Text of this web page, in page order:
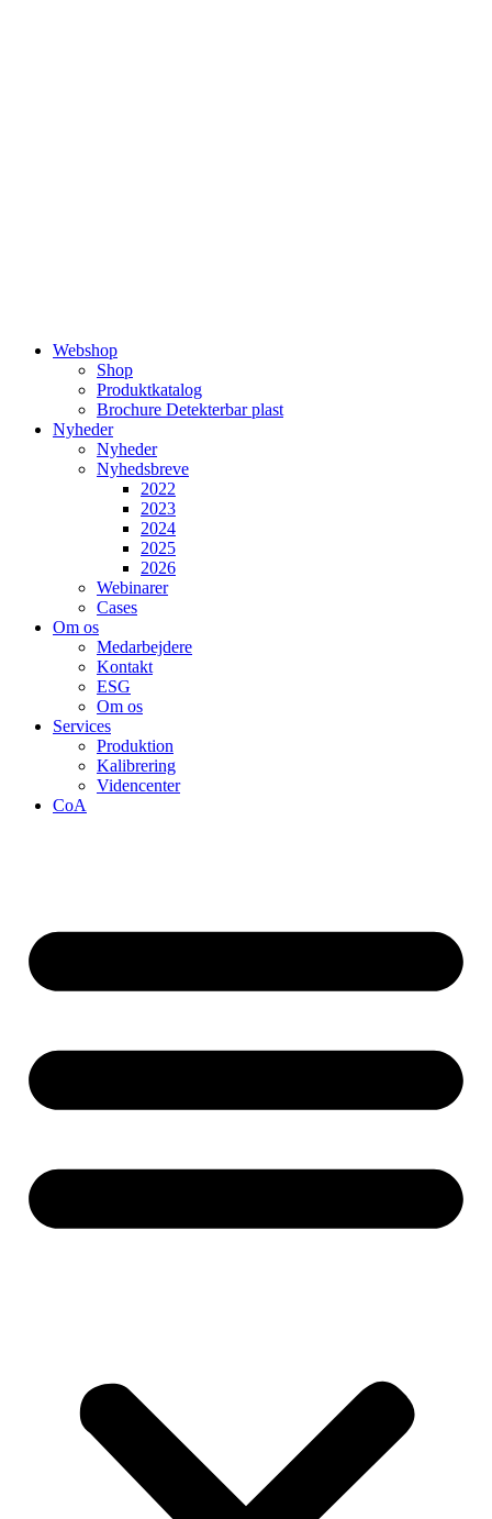
Webshop
Shop
Produktkatalog
Brochure Detekterbar plast
Nyheder
Nyheder
Nyhedsbreve
2022
2023
2024
2025
2026
Webinarer
Cases
Om os
Medarbejdere
Kontakt
ESG
Om os
Services
Produktion
Kalibrering
Videncenter
CoA